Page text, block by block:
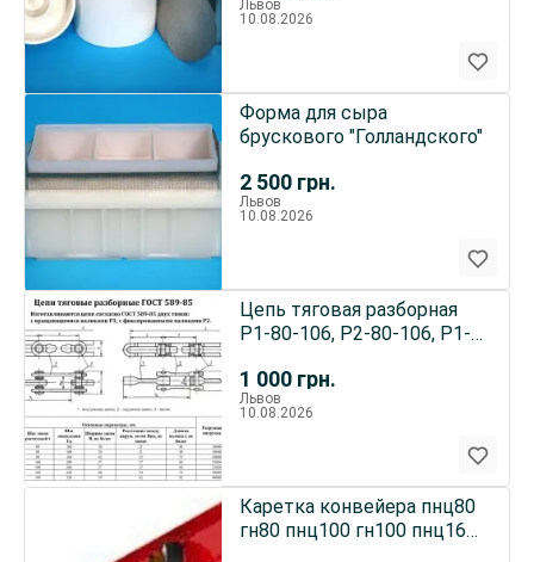
Львов
10.08.2026
2 500 грн.
Форма для сыра
брускового "Голландского"
Львов
10.08.2026
1 000 грн.
Цепь тяговая разборная
Р1-80-106, Р2-80-106, Р1-
Львов
10.08.2026
Каретка конвейера пнц80
гн80 пнц100 гн100 пнц160